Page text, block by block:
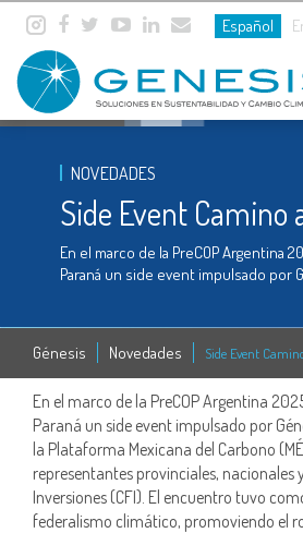
Español
NOVEDADES
Side Event Camino
En el marco de la PreCOP Argentina
Paraná un side event impulsado por
Génesis Novedades Side Event
En el marco de la PreCOP Argentina
Paraná un side event impulsado por
la Plataforma Mexicana del Carbono
representantes provinciales, nacionales
Inversiones (CFI). El encuentro tuvo
federalismo climático, promoviendo el